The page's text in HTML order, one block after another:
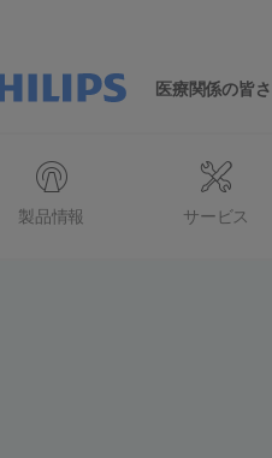
医療関係の皆さ
製品情報 サービス